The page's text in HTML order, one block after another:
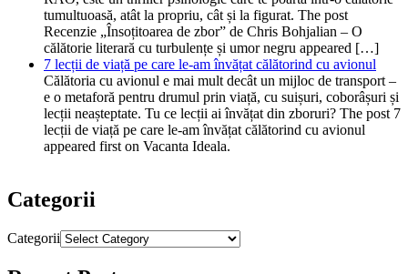
tumultuoasă, atât la propriu, cât și la figurat. The post
Recenzie „Însoțitoarea de zbor” de Chris Bohjalian – O
călătorie literară cu turbulențe și umor negru appeared […]
7 lecții de viață pe care le-am învățat călătorind cu avionul
Călătoria cu avionul e mai mult decât un mijloc de transport –
e o metaforă pentru drumul prin viață, cu suișuri, coborâșuri și
lecții neașteptate. Tu ce lecții ai învățat din zboruri? The post 7
lecții de viață pe care le-am învățat călătorind cu avionul
appeared first on Vacanta Ideala.
Categorii
Categorii